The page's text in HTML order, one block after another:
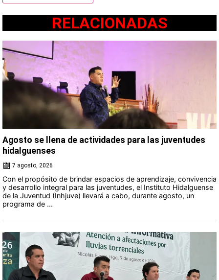
RELACIONADAS
Agosto se llena de actividades para las juventudes
hidalguenses
7 agosto, 2026
Con el propósito de brindar espacios de aprendizaje, convivencia
y desarrollo integral para las juventudes, el Instituto Hidalguense
de la Juventud (Inhjuve) llevará a cabo, durante agosto, un
programa de ...